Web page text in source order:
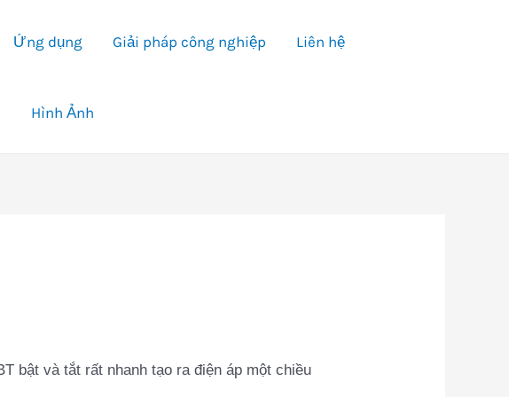
Ứng dụng Giải pháp công nghiệp Liên hệ
Hình Ảnh
bật và tắt rất nhanh tạo ra điện áp một chiều